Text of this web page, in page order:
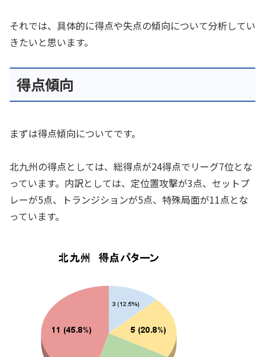
それでは、具体的に得点や失点の傾向について分析してい
きたいと思います。
得点傾向
まずは得点傾向についてです。
北九州の得点としては、総得点が24得点でリーグ7位とな
っています。内訳としては、定位置攻撃が3点、セットプ
レーが5点、トランジションが5点、特殊局面が11点とな
っています。